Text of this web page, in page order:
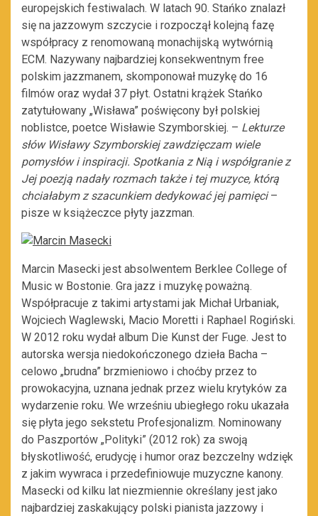
europejskich festiwalach. W latach 90. Stańko znalazł
się na jazzowym szczycie i rozpoczął kolejną fazę
współpracy z renomowaną monachijską wytwórnią
ECM. Nazywany najbardziej konsekwentnym free
polskim jazzmanem, skomponował muzykę do 16
filmów oraz wydał 37 płyt. Ostatni krążek Stańko
zatytułowany „Wisława” poświęcony był polskiej
noblistce, poetce Wisławie Szymborskiej. – Lekturze
słów Wisławy Szymborskiej zawdzięczam wiele
pomysłów i inspiracji. Spotkania z Nią i współgranie z
Jej poezją nadały rozmach także i tej muzyce, którą
chciałabym z szacunkiem dedykować jej pamięci–
pisze w książeczce płyty jazzman.
Marcin Masecki jest absolwentem Berklee College of
Music w Bostonie. Gra jazz i muzykę poważną.
Współpracuje z takimi artystami jak Michał Urbaniak,
Wojciech Waglewski, Macio Moretti i Raphael Rogiński.
W 2012 roku wydał album Die Kunst der Fuge. Jest to
autorska wersja niedokończonego dzieła Bacha –
celowo „brudna” brzmieniowo i choćby przez to
prowokacyjna, uznana jednak przez wielu krytyków za
wydarzenie roku. We wrześniu ubiegłego roku ukazała
się płyta jego sekstetu Profesjonalizm. Nominowany
do Paszportów „Polityki” (2012 rok) za swoją
błyskotliwość, erudycję i humor oraz bezczelny wdzięk
z jakim wywraca i przedefiniowuje muzyczne kanony.
Masecki od kilku lat niezmiennie określany jest jako
najbardziej zaskakujący polski pianista jazzowy i